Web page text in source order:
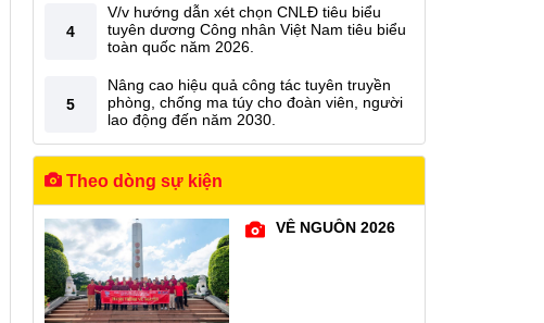
4
V/v hướng dẫn xét chọn CNLĐ tiêu biểu
tuyên dương Công nhân Việt Nam tiêu biểu
toàn quốc năm 2026.
5
Nâng cao hiệu quả công tác tuyên truyền
phòng, chống ma túy cho đoàn viên, người
lao động đến năm 2030.
Theo dòng sự kiện
VỀ NGUỒN 2026